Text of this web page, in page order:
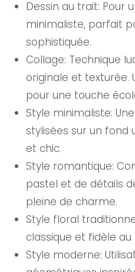
Dessin au trait: Pour
minimaliste, parfait
sophistiquée.
Collage: Technique
originale et texturée.
pour une touche
Style minimaliste:
stylisées sur un fond
et chic.
Style romantique:
pastel et de détails
pleine de charme.
Style floral
classique et fidèle
Style moderne: